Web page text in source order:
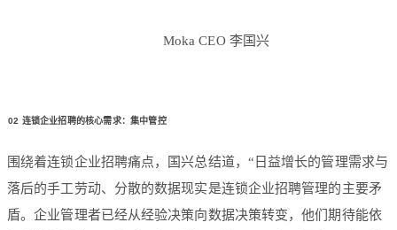
Moka CEO 李国兴
02 连锁企业招聘的核心需求：集中管控
围绕着连锁企业招聘痛点，国兴总结道，“日益增长的管理需求与
落后的手工劳动、分散的数据现实是连锁企业招聘管理的主要矛
盾。企业管理者已经从经验决策向数据决策转变，他们期待能依